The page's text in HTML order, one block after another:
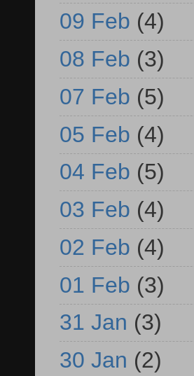
09 Feb (4)
08 Feb (3)
07 Feb (5)
05 Feb (4)
04 Feb (5)
03 Feb (4)
02 Feb (4)
01 Feb (3)
31 Jan (3)
30 Jan (2)